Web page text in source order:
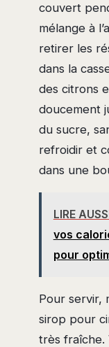
couvert
mélange à
retirer les
dans la
des citrons
doucement
du sucre,
refroidir et
dans une
LIRE
vos
pour
Pour servir,
sirop pour
très fraîche.